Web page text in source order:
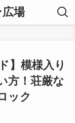
場
】模様入り
方！荘厳な
ック